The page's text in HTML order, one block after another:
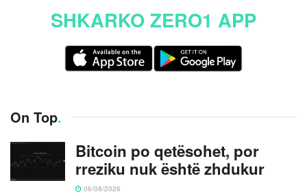
SHKARKO ZERO1 APP
On Top.
Bitcoin po qetësohet, por
rreziku nuk është zhdukur
06/08/2026